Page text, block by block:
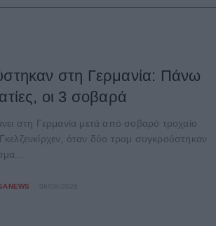
στη Γερμανία: Πάνω
οι 3 σοβαρά
στη Γερμανία μετά από σοβαρό τροχαίο
όταν δύο τραμ συγκρούστηκαν